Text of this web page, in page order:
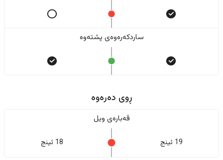
ساردکەرەوەی پشتەوە
ڕوی دەرەوە
قەبارەی ویل
19 ئینج 18 ئینج